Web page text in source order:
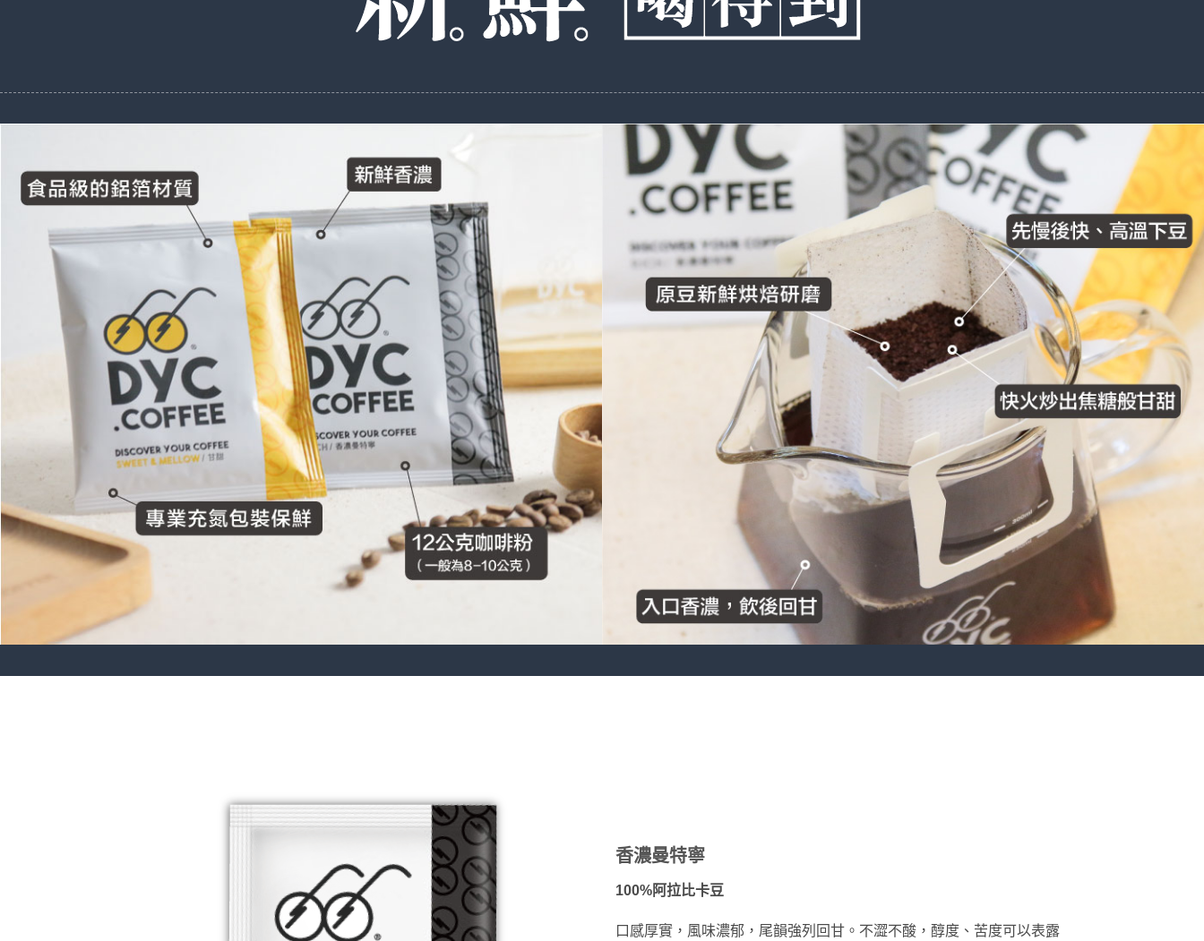
香濃曼特寧
100%阿拉比卡豆
口感厚實，風味濃郁，尾韻強列回甘。不澀不酸，醇度、苦度可以表露